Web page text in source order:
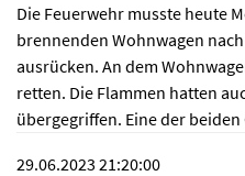
Die Feuerwehr musste heute
brennenden Wohnwagen
ausrücken. An dem
retten. Die Flammen hatten
übergegriffen. Eine der beiden
29.06.2023 21:20:00